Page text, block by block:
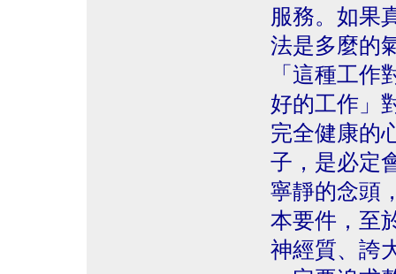
服務。如果
法是多麼的
「這種工
好的工作」
完全健康的
子，是必定
寧靜的念頭
本要件，至
神經質、誇